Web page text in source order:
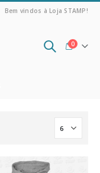
Bem vindos à Loja STAMP!
0